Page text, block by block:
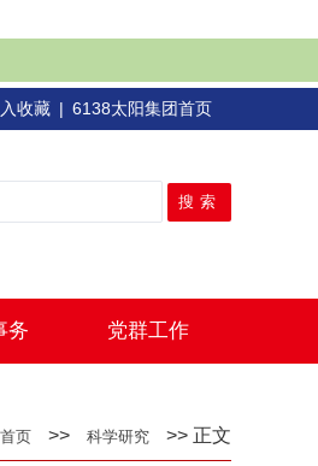
收藏 | 6138太阳集团首页
务 党群工作
页 >> 科学研究 >> 正文